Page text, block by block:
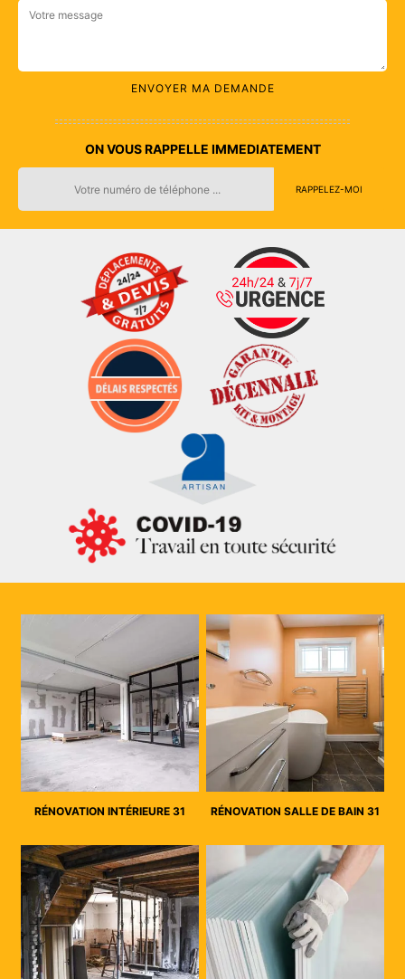
ON VOUS RAPPELLE IMMEDIATEMENT
RÉNOVATION INTÉRIEURE 31 RÉNOVATION SALLE DE BAIN 31